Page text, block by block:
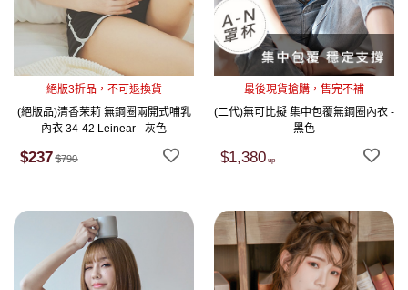
絕版3折品，不可退換貨
(絕版品)清香茉莉 無鋼圈兩開式哺乳
內衣 34-42 Leinear - 灰色
$237 $790
最後現貨搶購，售完不補
(二代)無可比擬 集中包覆無鋼圈內衣 -
黑色
$1,380